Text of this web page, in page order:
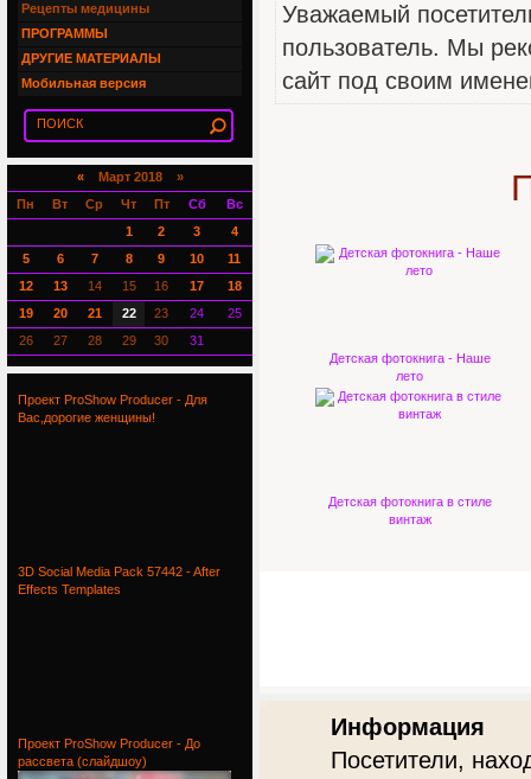
Уважаемый
пользователь. Мы
сайт под своим
Детская фотокнига - Наше
лето
Детская фотокнига в стиле
винтаж
Информация
Посетители,
Рецепты медицины
ПРОГРАММЫ
ДРУГИЕ МАТЕРИАЛЫ
Мобильная версия
«Март 2018 »
Пн
Вт Ср Чт Пт Сб
Вс
1
2 3
4
5
6 7 8 9 10
11
12
13 14 15 16 17
18
19
20 21 22 23 24
25
26
27 28 29 30 31
Проект ProShow Producer - Для
Вас,дорогие женщины!
3D Social Media Pack 57442 - After
Effects Templates
Проект ProShow Producer - До
рассвета (слайдшоу)